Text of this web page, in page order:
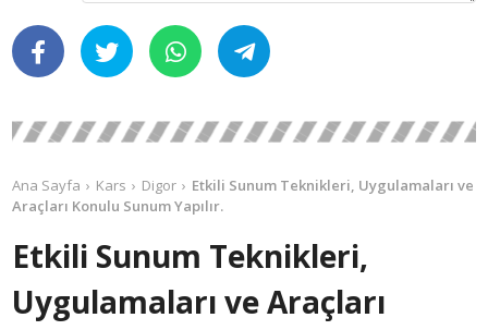
Ana Sayfa Kars Digor
Etkili Sunum Teknikleri, Uygulamaları ve
Araçları Konulu Sunum Yapılır.
Etkili Sunum Teknikleri,
Uygulamaları ve Araçları